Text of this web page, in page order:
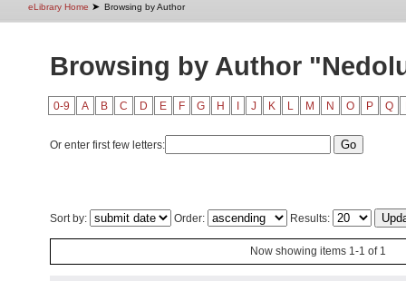
eLibrary Home ➤ Browsing by Author
Browsing by Author
0-9 A B C D E F G H J K L M N O P Q
Or enter first few letters:
Sort by: Order: Results:
Now showing items 1-1 of 1